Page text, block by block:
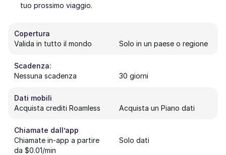
tuo prossimo viaggio.
Copertura
Valida in tutto il mondo
Solo in un paese o regione
Scadenza:
Nessuna scadenza
30 giorni
Dati mobili
Acquista crediti Roamless
Acquista un Piano dati
Chiamate dall’app
Chiamate in-app a partire
da $0.01/min
Solo dati